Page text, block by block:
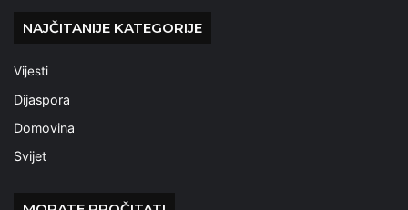
NAJČITANIJE KATEGORIJE
Vijesti
Dijaspora
Domovina
Svijet